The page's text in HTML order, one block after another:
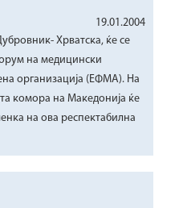
19.01.2004
Хрватска, ќе се
на медицински
организација (ЕФМА). На
комора на Македонија ќе
на ова респектабилна